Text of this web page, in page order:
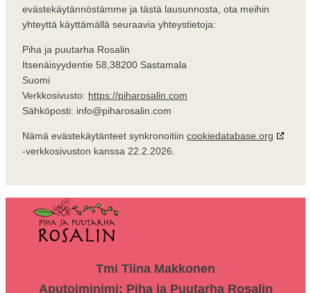
evästekäytännöstämme ja tästä lausunnosta, ota meihin
yhteyttä käyttämällä seuraavia yhteystietoja:
Piha ja puutarha Rosalin
Itsenäisyydentie 58,38200 Sastamala
Suomi
Verkkosivusto: https://piharosalin.com
Sähköposti: info@piharosalin.com
Nämä evästekäytänteet synkronoitiin cookiedatabase.org
-verkkosivuston kanssa 22.2.2026.
Tmi Tiina Makkonen
Aputoiminimi: Piha ja Puutarha Rosalin